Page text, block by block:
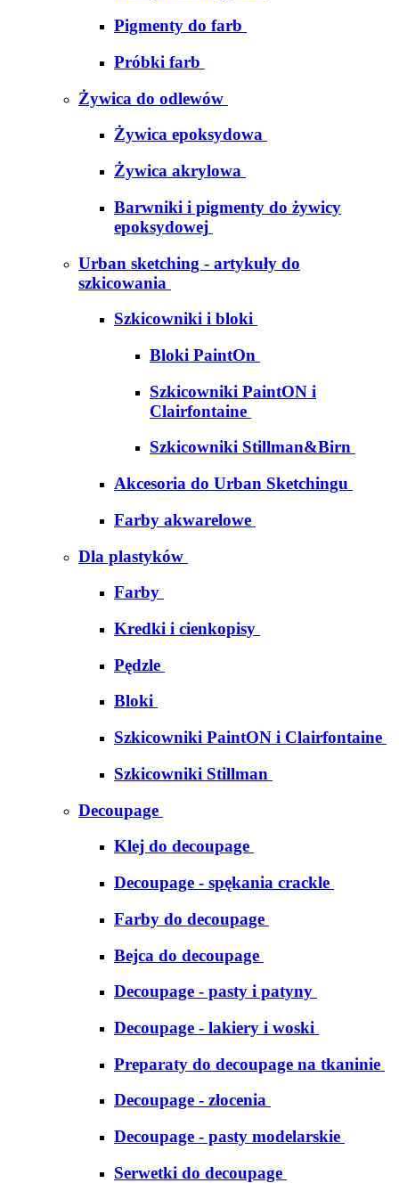
Pigmenty do farb
Próbki farb
Żywica do odlewów
Żywica epoksydowa
Żywica akrylowa
Barwniki i pigmenty do żywicy
epoksydowej
Urban sketching - artykuły do
szkicowania
Szkicowniki i bloki
Bloki PaintOn
Szkicowniki PaintON i
Clairfontaine
Szkicowniki Stillman&Birn
Akcesoria do Urban Sketchingu
Farby akwarelowe
Dla plastyków
Farby
Kredki i cienkopisy
Pędzle
Bloki
Szkicowniki PaintON i Clairfontaine
Szkicowniki Stillman
Decoupage
Klej do decoupage
Decoupage - spękania crackle
Farby do decoupage
Bejca do decoupage
Decoupage - pasty i patyny
Decoupage - lakiery i woski
Preparaty do decoupage na tkaninie
Decoupage - złocenia
Decoupage - pasty modelarskie
Serwetki do decoupage